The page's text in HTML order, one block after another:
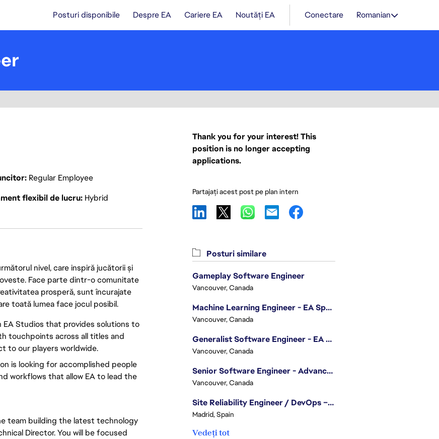
Posturi disponibile Despre EA Cariere EA Noutăți EA Conectare Romanian
Regular Employee
flexibil de lucru Hybrid
nivel, care inspiră jucătorii și
Face parte dintr-o comunitate
prosperă, sunt încurajate
toată lumea face jocul posibil.
EA Studios that provides solutions to
touchpoints across all titles and
to our players worldwide.
is looking for accomplished people
workflows that allow EA to lead the
team building the latest technology
Director. You will be focused
Thank you for your interest! This
position is no longer accepting
applications.
Partajați acest post pe plan intern
Posturi similare
Gameplay Software Engineer
Vancouver, Canada
Machine Learning Engineer - EA Sports FC
Vancouver, Canada
Generalist Software Engineer - EA Sports FC
Vancouver, Canada
Senior Software Engineer - Advanced Technology Group
Vancouver, Canada
Site Reliability Engineer / DevOps – Localization
Madrid, Spain
Vedeți tot